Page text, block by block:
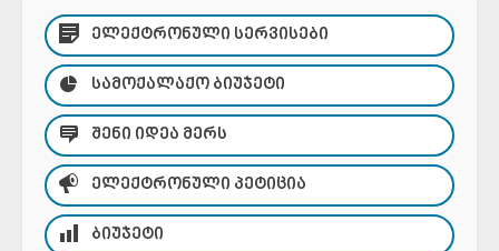
ᲔᲚᲔᲥᲢᲠᲝᲜᲣᲚᲘ ᲡᲔᲠᲕᲘᲡᲔᲑᲘ
ᲡᲐᲛᲝᲥᲐᲚᲐᲥᲝ ᲑᲘᲣᲯᲔᲢᲘ
ᲨᲔᲜᲘ ᲘᲓᲔᲐ ᲛᲔᲠᲡ
ᲔᲚᲔᲥᲢᲠᲝᲜᲣᲚᲘ ᲞᲔᲢᲘᲪᲘᲐ
ᲑᲘᲣᲯᲔᲢᲘ